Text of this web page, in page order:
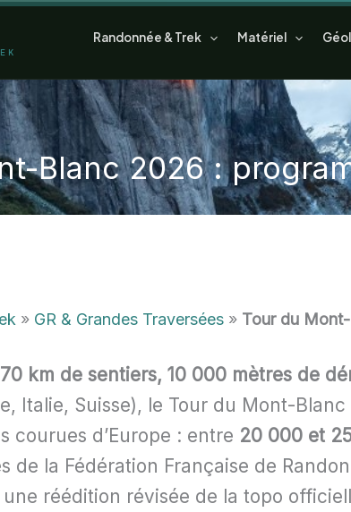
Randonnée & Trek Matériel
Blanc2026:
» GR & Grandes Traversées » Tour du
km de sentiers, 10 000 mètres de
Italie, Suisse), le Tour du Mont-
courues d’Europe : entre 20 000 et
de la Fédération Française de
réédition révisée de la topo